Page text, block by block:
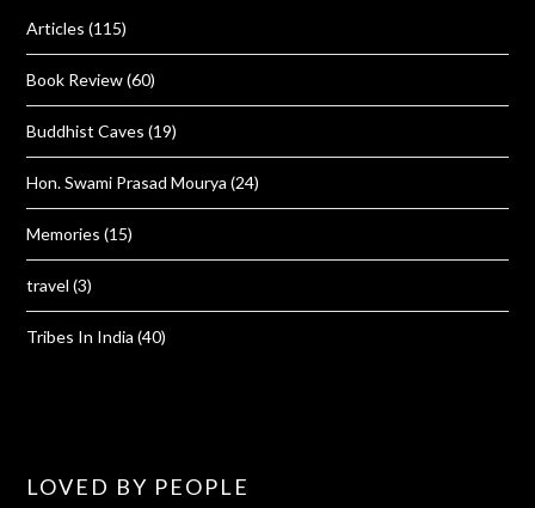
Articles (115)
Book Review(60)
Buddhist Caves (19)
Hon. Swami Prasad Mourya (24)
Memories (15)
travel (3)
Tribes In India (40)
LOVED BY PEOPLE